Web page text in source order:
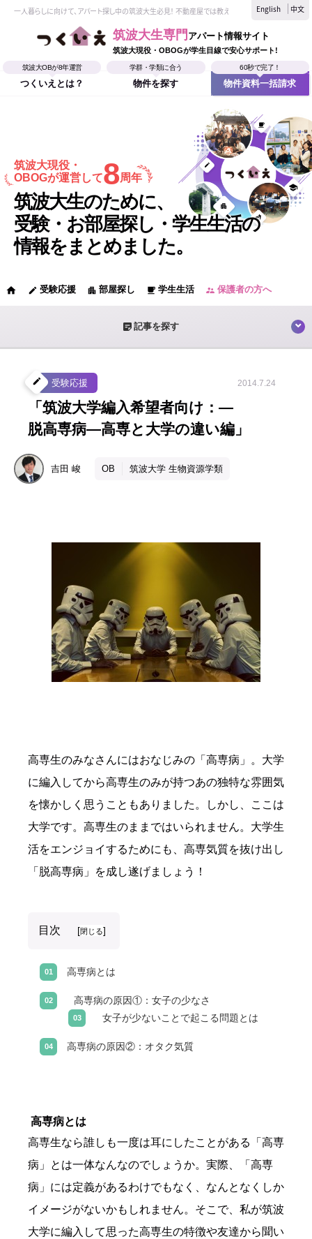
一人暮らしに向けて、アパート探し中の筑波大生必見！ 不動産屋では教えてくれない、筑波大生なら
English 中文
筑波大生専門 アパート情報サイト
筑波大現役・OBOGが学生目線で安心サポート!
筑波大OBが8年運営
つくいえとは？
学群・学類に合う
物件を探す
60秒で完了！
物件資料一括請求
筑波大現役・
OBOGが運営して8周年
筑波大生のために、
受験・お部屋探し・学生生活の
情報をまとめました。
home edit 受験応援 apartment 部屋探し local_cafe 学生生活 supervisor_account 保護者の方へ
sticky_note_2 記事を探す
create 受験応援 2014.7.24
「筑波大学編入希望者向け：―
脱高専病―高専と大学の違い編」
吉田 峻 OB 筑波大学 生物資源学類
高専生のみなさんにはおなじみの「高専病」。大学
に編入してから高専生のみが持つあの独特な雰囲気
を懐かしく思うこともありました。しかし、ここは
大学です。高専生のままではいられません。大学生
活をエンジョイするためにも、高専気質を抜け出し
「脱高専病」を成し遂げましょう！
目次 [閉じる]
高専病とは
高専病の原因①：女子の少なさ
女子が少ないことで起こる問題とは
高専病の原因②：オタク気質
高専病とは
高専生なら誰しも一度は耳にしたことがある「高専
病」とは一体なんなのでしょうか。実際、「高専
病」には定義があるわけでもなく、なんとなくしか
イメージがないかもしれません。そこで、私が筑波
大学に編入して思った高専生の特徴や友達から聞い